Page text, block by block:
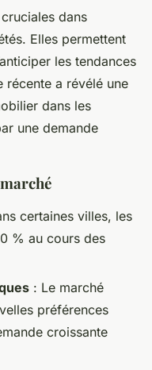
dans
Elles permettent
les tendances
récente a révélé une
dans les
une demande
certaines villes, les
% au cours des
: Le marché
préférences
croissante